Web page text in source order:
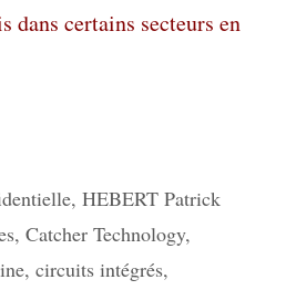
dans certains secteurs en
, HEBERT Patrick
, Catcher Technology,
, circuits intégrés,